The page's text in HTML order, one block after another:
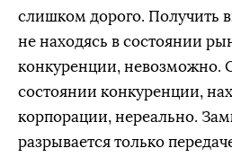
слишком дорого. Получить
не находясь в состоянии
конкуренции, невозможно.
состоянии конкуренции,
корпорации, нереально.
разрывается только